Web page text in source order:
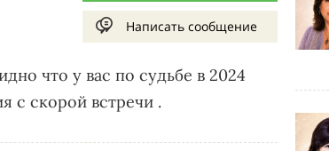
Написать сообщение
что у вас по судьбе в 2024
с скорой встречи .